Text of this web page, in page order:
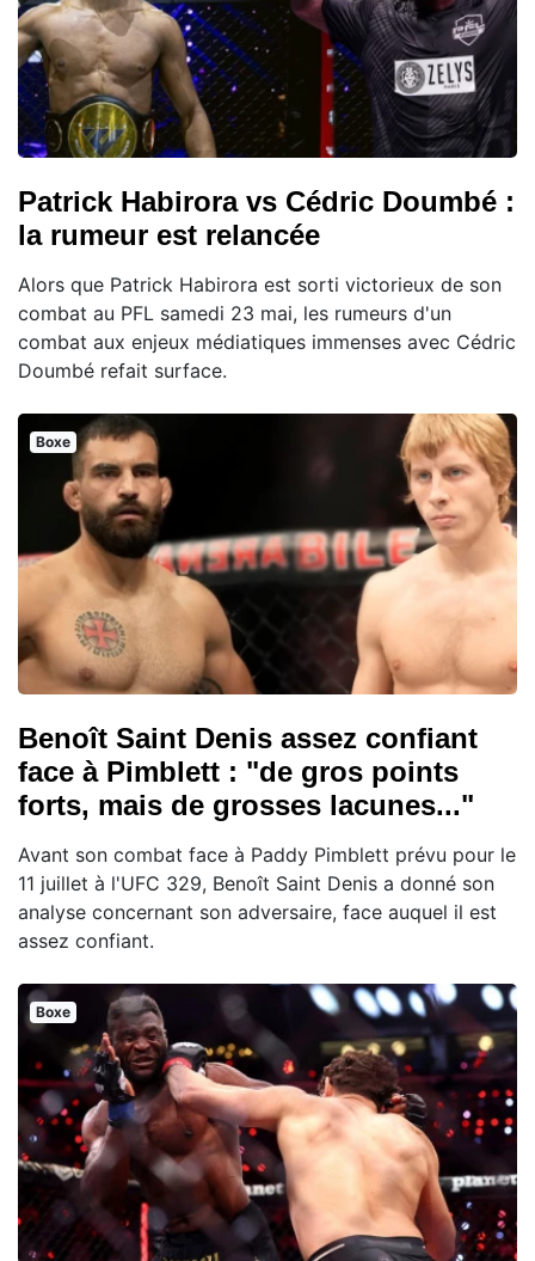
Patrick Habirora vs Cédric Doumbé :
la rumeur est relancée
Alors que Patrick Habirora est sorti victorieux de son
combat au PFL samedi 23 mai, les rumeurs d'un
combat aux enjeux médiatiques immenses avec Cédric
Doumbé refait surface.
Boxe
Benoît Saint Denis assez confiant
face à Pimblett : "de gros points
forts, mais de grosses lacunes..."
Avant son combat face à Paddy Pimblett prévu pour le
11 juillet à l'UFC 329, Benoît Saint Denis a donné son
analyse concernant son adversaire, face auquel il est
assez confiant.
Boxe